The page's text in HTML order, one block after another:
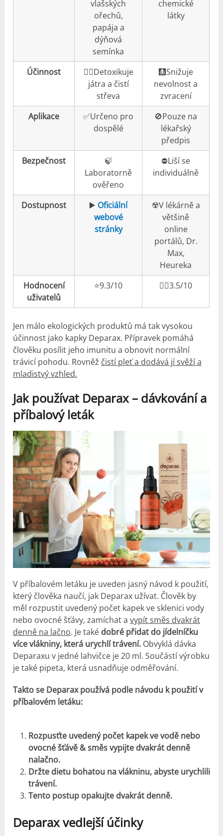
vlašských
ořechů,
papája a
dýňová
semínka
chemické
látky
Účinnost
👍🏼Detoxikuje
játra a čistí
střeva
🩻Snižuje
nevolnost a
zvracení
Aplikace
✅Určeno pro
dospělé
🚫Pouze na
lékařský
předpis
Bezpečnost
🍃
Laboratorně
ověřeno
⛔️Liší se
individuálně
Dostupnost ▶️ Oficiální
webové
stránky
☢️V lékárně a
většině
online
portálů, Dr.
Max,
Heureka
Hodnocení
uživatelů
⭐️9.3/10 👎🏼3.5/10
Jen málo ekologických produktů má tak vysokou
účinnost jako kapky Deparax. Přípravek pomáhá
člověku posílit jeho imunitu a obnovit normální
trávicí pohodu. Rovněž čistí pleť a dodává jí svěží a
mladistvý vzhled.
Jak používat Deparax – dávkování a
příbalový leták
V příbalovém letáku je uveden jasný návod k použití,
který člověka naučí, jak Deparax užívat. Člověk by
měl rozpustit uvedený počet kapek ve sklenici vody
nebo ovocné šťávy, zamíchat avypít směs dvakrát
denně na lačno. Je také dobré přidat do jídelníčku
více vlákniny, která urychlí trávení. Obvyklá dávka
Deparaxu v jedné lahvičce je 20 ml. Součástí výrobku
je také pipeta, která usnadňuje odměřování.
Takto se Deparax používá podle návodu k použití v
příbalovém letáku:
Rozpusťte uvedený počet kapek ve vodě nebo
ovocné šťávě & směs vypijte dvakrát denně
nalačno.
Držte dietu bohatou na vlákninu, abyste urychlili
trávení.
Tento postup opakujte dvakrát denně.
Deparaxvedlejší účinky